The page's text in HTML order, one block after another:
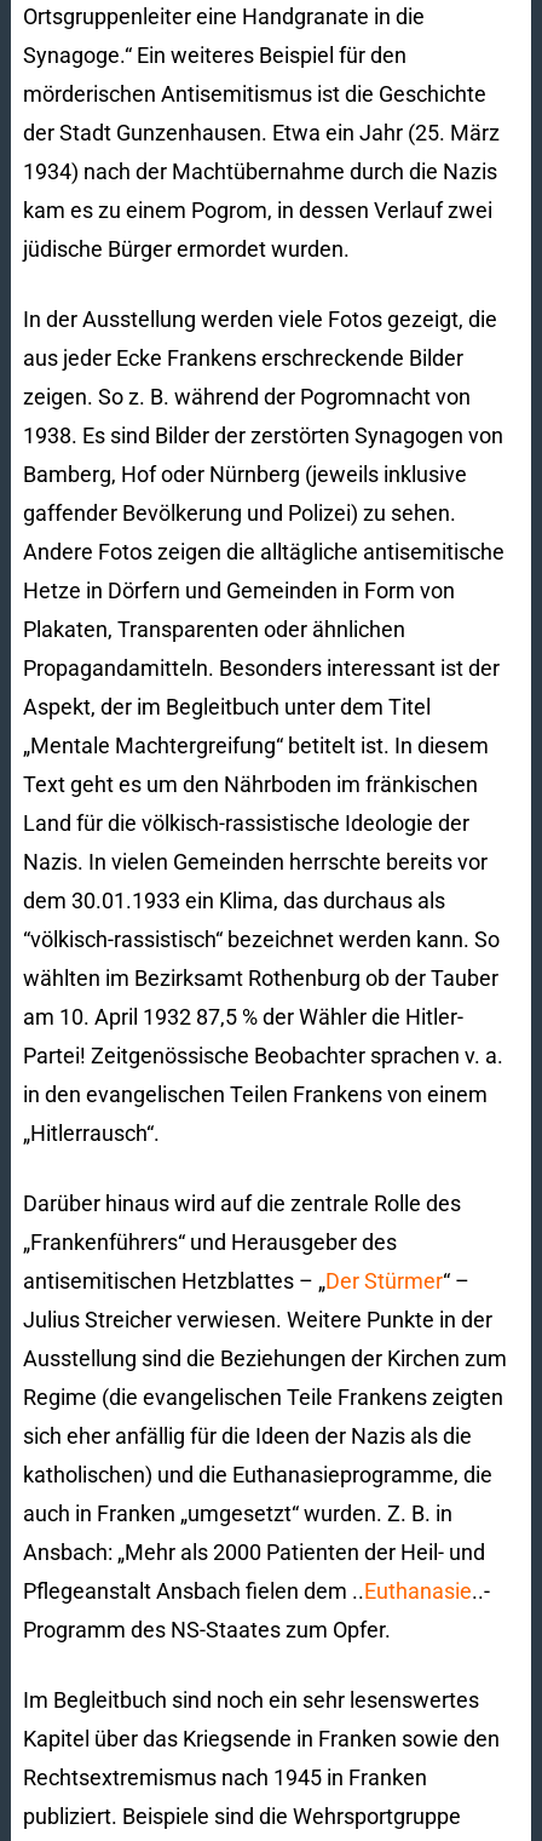
Ortsgruppenleiter eine Handgranate in die
Synagoge.“ Ein weiteres Beispiel für den
mörderischen Antisemitismus ist die Geschichte
der Stadt Gunzenhausen. Etwa ein Jahr (25. März
1934) nach der Machtübernahme durch die Nazis
kam es zu einem Pogrom, in dessen Verlauf zwei
jüdische Bürger ermordet wurden.
In der Ausstellung werden viele Fotos gezeigt, die
aus jeder Ecke Frankens erschreckende Bilder
zeigen. So z. B. während der Pogromnacht von
1938. Es sind Bilder der zerstörten Synagogen von
Bamberg, Hof oder Nürnberg (jeweils inklusive
gaffender Bevölkerung und Polizei) zu sehen.
Andere Fotos zeigen die alltägliche antisemitische
Hetze in Dörfern und Gemeinden in Form von
Plakaten, Transparenten oder ähnlichen
Propagandamitteln. Besonders interessant ist der
Aspekt, der im Begleitbuch unter dem Titel
„Mentale Machtergreifung“ betitelt ist. In diesem
Text geht es um den Nährboden im fränkischen
Land für die völkisch-rassistische Ideologie der
Nazis. In vielen Gemeinden herrschte bereits vor
dem 30.01.1933 ein Klima, das durchaus als
“völkisch-rassistisch“ bezeichnet werden kann. So
wählten im Bezirksamt Rothenburg ob der Tauber
am 10. April 1932 87,5 % der Wähler die Hitler-
Partei! Zeitgenössische Beobachter sprachen v. a.
in den evangelischen Teilen Frankens von einem
„Hitlerrausch“.
Darüber hinaus wird auf die zentrale Rolle des
„Frankenführers“ und Herausgeber des
antisemitischen Hetzblattes – „Der Stürmer“ –
Julius Streicher verwiesen. Weitere Punkte in der
Ausstellung sind die Beziehungen der Kirchen zum
Regime (die evangelischen Teile Frankens zeigten
sich eher anfällig für die Ideen der Nazis als die
katholischen) und die Euthanasieprogramme, die
auch in Franken „umgesetzt“ wurden. Z. B. in
Ansbach: „Mehr als 2000 Patienten der Heil- und
Pflegeanstalt Ansbach fielen dem ..Euthanasie..-
Programm des NS-Staates zum Opfer.
Im Begleitbuch sind noch ein sehr lesenswertes
Kapitel über das Kriegsende in Franken sowie den
Rechtsextremismus nach 1945 in Franken
publiziert. Beispiele sind die Wehrsportgruppe